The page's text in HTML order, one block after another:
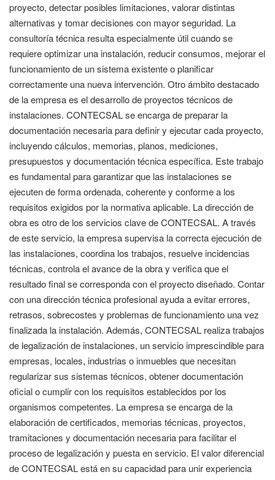
proyecto, detectar posibles limitaciones, valorar distintas
alternativas y tomar decisiones con mayor seguridad. La
consultoría técnica resulta especialmente útil cuando se
requiere optimizar una instalación, reducir consumos, mejorar el
funcionamiento de un sistema existente o planificar
correctamente una nueva intervención. Otro ámbito destacado
de la empresa es el desarrollo de proyectos técnicos de
instalaciones. CONTECSAL se encarga de preparar la
documentación necesaria para definir y ejecutar cada proyecto,
incluyendo cálculos, memorias, planos, mediciones,
presupuestos y documentación técnica específica. Este trabajo
es fundamental para garantizar que las instalaciones se
ejecuten de forma ordenada, coherente y conforme a los
requisitos exigidos por la normativa aplicable. La dirección de
obra es otro de los servicios clave de CONTECSAL. A través
de este servicio, la empresa supervisa la correcta ejecución de
las instalaciones, coordina los trabajos, resuelve incidencias
técnicas, controla el avance de la obra y verifica que el
resultado final se corresponda con el proyecto diseñado. Contar
con una dirección técnica profesional ayuda a evitar errores,
retrasos, sobrecostes y problemas de funcionamiento una vez
finalizada la instalación. Además, CONTECSAL realiza trabajos
de legalización de instalaciones, un servicio imprescindible para
empresas, locales, industrias o inmuebles que necesitan
regularizar sus sistemas técnicos, obtener documentación
oficial o cumplir con los requisitos establecidos por los
organismos competentes. La empresa se encarga de la
elaboración de certificados, memorias técnicas, proyectos,
tramitaciones y documentación necesaria para facilitar el
proceso de legalización y puesta en servicio. El valor diferencial
de CONTECSAL está en su capacidad para unir experiencia